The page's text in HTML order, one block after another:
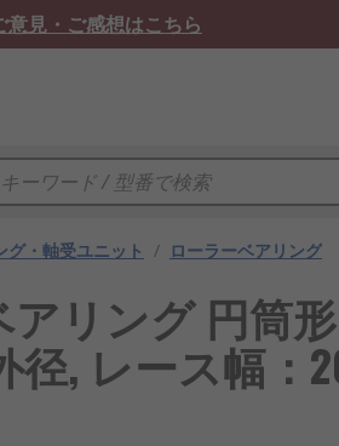
意見・ご感想はこちら
グ・軸受ユニット / ローラーベアリング
アリング 円筒
径, レース幅：